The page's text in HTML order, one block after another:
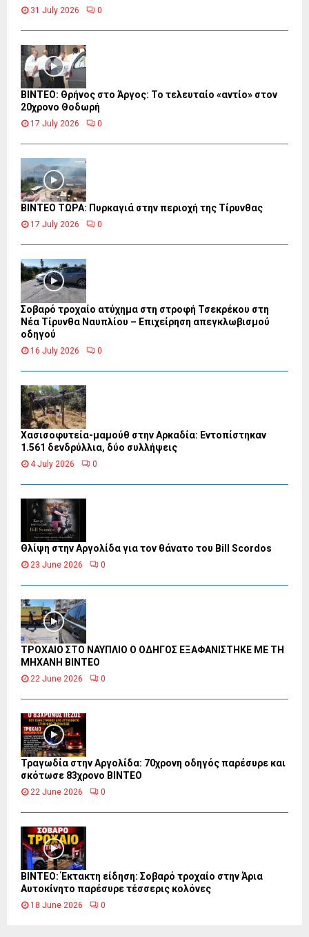
31 July 2026 0
ΒΙΝΤΕΟ: Θρήνος στο Άργος: Το τελευταίο «αντίο» στον
20χρονο Θοδωρή
17 July 2026 0
ΒΙΝΤΕΟ ΤΩΡΑ: Πυρκαγιά στην περιοχή της Τίρυνθας
17 July 2026 0
Σοβαρό τροχαίο ατύχημα στη στροφή Τσεκρέκου στη
Νέα Τίρυνθα Ναυπλίου – Επιχείρηση απεγκλωβισμού
οδηγού
16 July 2026 0
Χασισοφυτεία-μαμούθ στην Αρκαδία: Εντοπίστηκαν
1.561 δενδρύλλια, δύο συλλήψεις
4 July 2026 0
Θλίψη στην Αργολίδα για τον θάνατο του Bill Scordos
23 June 2026 0
ΤΡΟΧΑΙΟ ΣΤΟ ΝΑΥΠΛΙΟ Ο ΟΔΗΓΟΣ ΕΞΑΦΑΝΙΣΤΗΚΕ ΜΕ ΤΗ
ΜΗΧΑΝΗ ΒΙΝΤΕΟ
22 June 2026 0
Τραγωδία στην Αργολίδα: 70χρονη οδηγός παρέσυρε και
σκότωσε 83χρονο ΒΙΝΤΕΟ
22 June 2026 0
ΒΙΝΤΕΟ: Έκτακτη είδηση: Σοβαρό τροχαίο στην Άρια
Αυτοκίνητο παρέσυρε τέσσερις κολόνες
18 June 2026 0